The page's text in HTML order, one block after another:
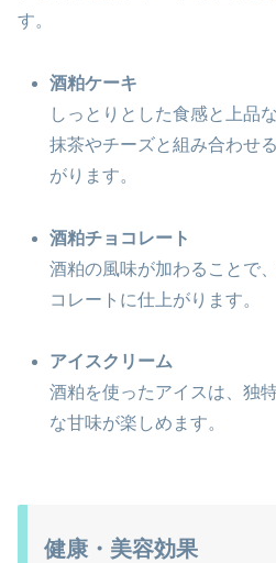
す。
酒粕ケーキ
しっとりとした食感と上品
抹茶やチーズと組み合わせ
がります。
酒粕チョコレート
酒粕の風味が加わることで
コレートに仕上がります。
アイスクリーム
酒粕を使ったアイスは、独
な甘味が楽しめます。
健康・美容効果